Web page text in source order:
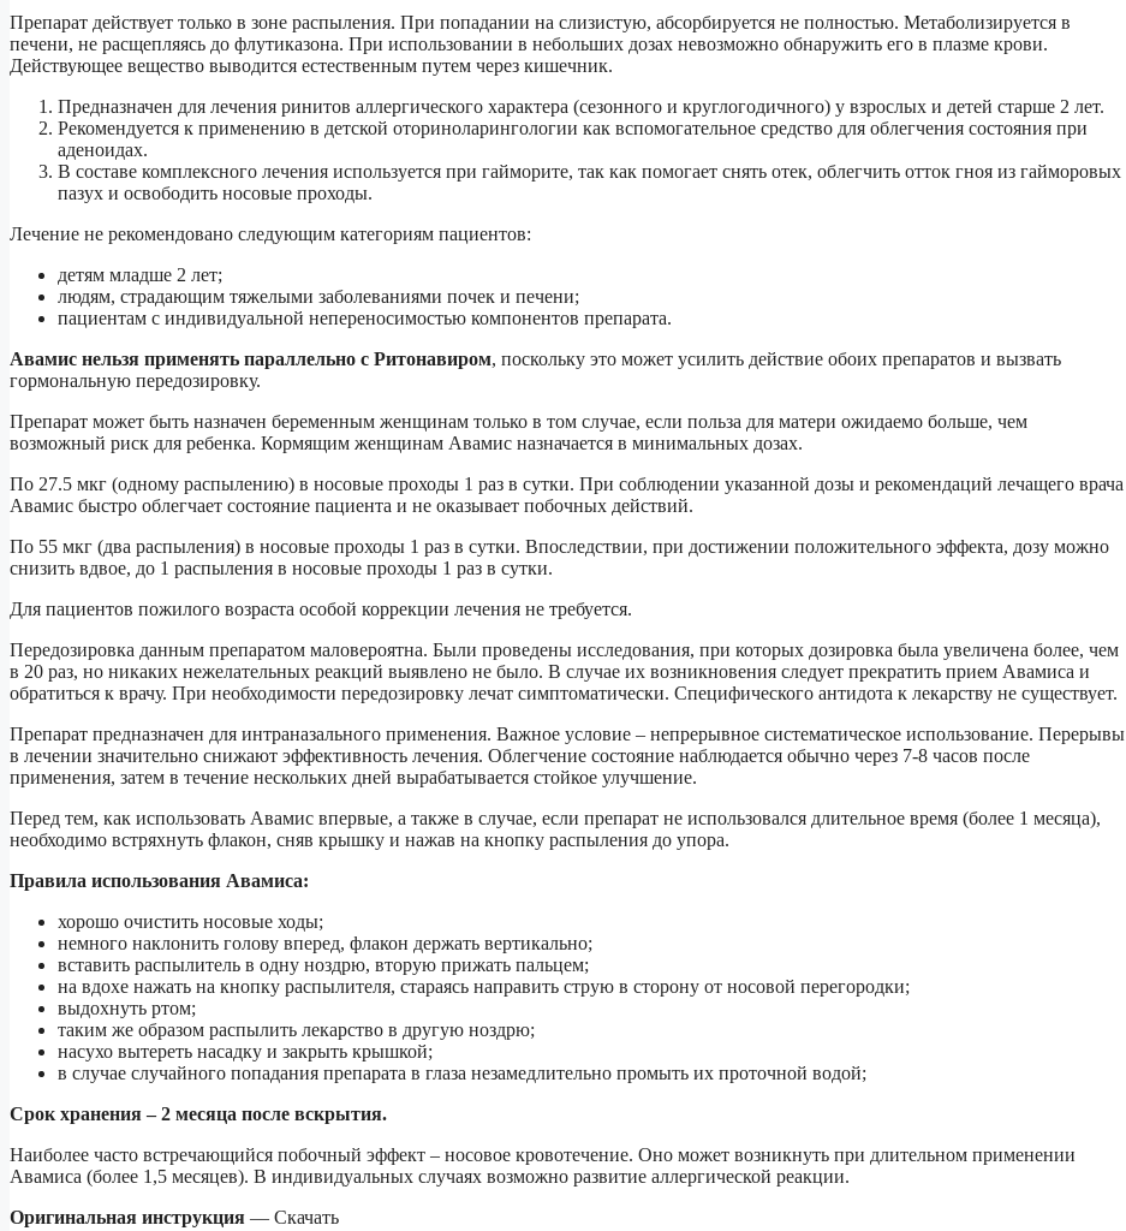
Препарат действует только в зоне распыления. При попадании на слизистую, абсорбируется не полностью. Метаболизируется в
печени, не расщепляясь до флутиказона. При использовании в небольших дозах невозможно обнаружить его в плазме крови.
Действующее вещество выводится естественным путем через кишечник.
Предназначен для лечения ринитов аллергического характера (сезонного и круглогодичного) у взрослых и детей старше 2 лет.
Рекомендуется к применению в детской оториноларингологии как вспомогательное средство для облегчения состояния при
аденоидах.
В составе комплексного лечения используется при гайморите, так как помогает снять отек, облегчить отток гноя из гайморовых
пазух и освободить носовые проходы.
Лечение не рекомендовано следующим категориям пациентов:
детям младше 2 лет;
людям, страдающим тяжелыми заболеваниями почек и печени;
пациентам с индивидуальной непереносимостью компонентов препарата.
Авамис нельзя применять параллельно с Ритонавиром, поскольку это может усилить действие обоих препаратов и вызвать
гормональную передозировку.
Препарат может быть назначен беременным женщинам только в том случае, если польза для матери ожидаемо больше, чем
возможный риск для ребенка. Кормящим женщинам Авамис назначается в минимальных дозах.
По 27.5 мкг (одному распылению) в носовые проходы 1 раз в сутки. При соблюдении указанной дозы и рекомендаций лечащего врача
Авамис быстро облегчает состояние пациента и не оказывает побочных действий.
По 55 мкг (два распыления) в носовые проходы 1 раз в сутки. Впоследствии, при достижении положительного эффекта, дозу можно
снизить вдвое, до 1 распыления в носовые проходы 1 раз в сутки.
Для пациентов пожилого возраста особой коррекции лечения не требуется.
Передозировка данным препаратом маловероятна. Были проведены исследования, при которых дозировка была увеличена более, чем
в 20 раз, но никаких нежелательных реакций выявлено не было. В случае их возникновения следует прекратить прием Авамиса и
обратиться к врачу. При необходимости передозировку лечат симптоматически. Специфического антидота к лекарству не существует.
Препарат предназначен для интраназального применения. Важное условие – непрерывное систематическое использование. Перерывы
в лечении значительно снижают эффективность лечения. Облегчение состояние наблюдается обычно через 7-8 часов после
применения, затем в течение нескольких дней вырабатывается стойкое улучшение.
Перед тем, как использовать Авамис впервые, а также в случае, если препарат не использовался длительное время (более 1 месяца),
необходимо встряхнуть флакон, сняв крышку и нажав на кнопку распыления до упора.
Правила использования Авамиса:
хорошо очистить носовые ходы;
немного наклонить голову вперед, флакон держать вертикально;
вставить распылитель в одну ноздрю, вторую прижать пальцем;
на вдохе нажать на кнопку распылителя, стараясь направить струю в сторону от носовой перегородки;
выдохнуть ртом;
таким же образом распылить лекарство в другую ноздрю;
насухо вытереть насадку и закрыть крышкой;
в случае случайного попадания препарата в глаза незамедлительно промыть их проточной водой;
Срок хранения – 2 месяца после вскрытия.
Наиболее часто встречающийся побочный эффект – носовое кровотечение. Оно может возникнуть при длительном применении
Авамиса (более 1,5 месяцев). В индивидуальных случаях возможно развитие аллергической реакции.
Оригинальная инструкция — Скачать